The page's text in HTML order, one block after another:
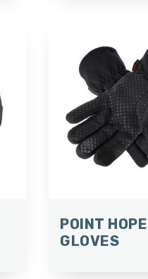
POINT HOPE
GLOVES